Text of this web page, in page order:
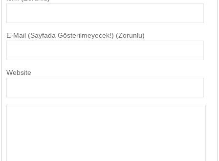
E-Mail (Sayfada Gösterilmeyecek!) (Zorunlu)
Website